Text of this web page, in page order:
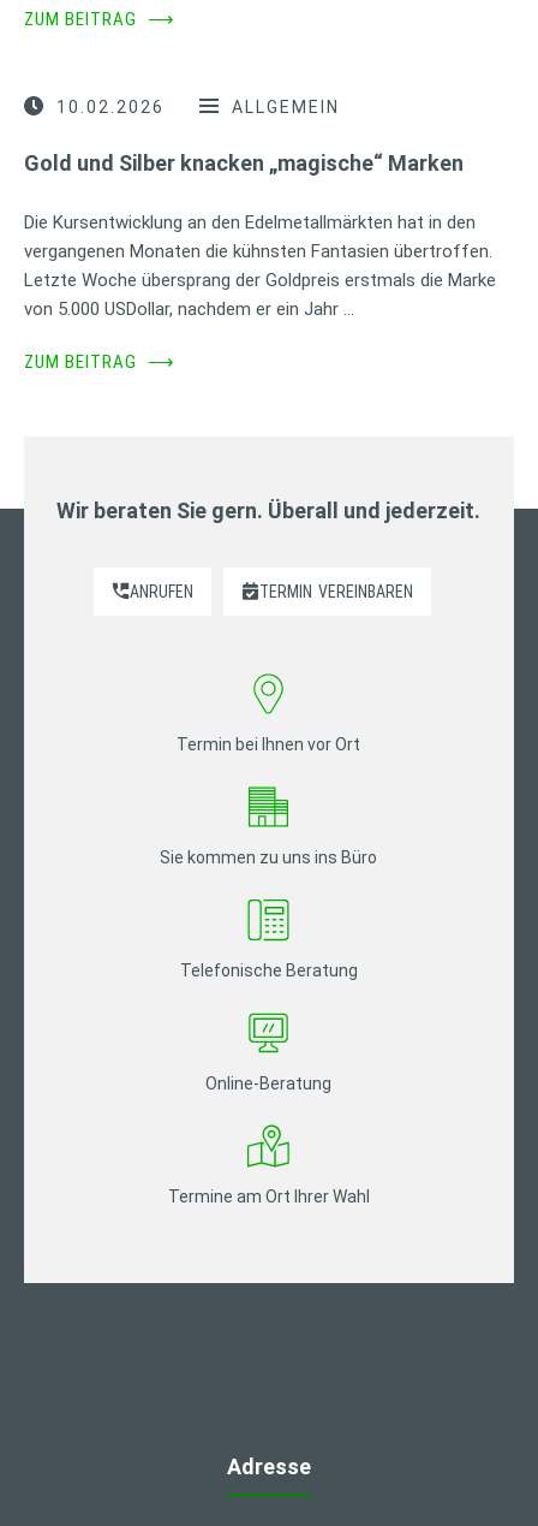
ZUM BEITRAG ⟶
10.02.2026 ALLGEMEIN
Gold und Silber knacken „magische“ Marken
Die Kursentwicklung an den Edelmetallmärkten hat in den
vergangenen Monaten die kühnsten Fantasien übertroffen.
Letzte Woche übersprang der Goldpreis erstmals die Marke
von 5.000 USDollar, nachdem er ein Jahr …
ZUM BEITRAG ⟶
Wir beraten Sie gern. Überall und jederzeit.
ANRUFEN TERMIN VEREINBAREN
Termin bei Ihnen vor Ort
Sie kommen zu uns ins Büro
Telefonische Beratung
Online-Beratung
Termine am Ort Ihrer Wahl
Adresse